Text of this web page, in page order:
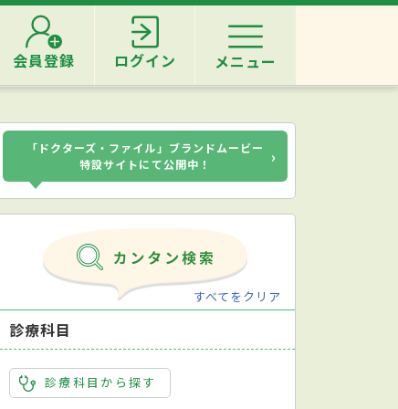
会員登録 ログイン メニュー
「ドクターズ・ファイル」ブランドムービー
特設サイトにて公開中！
›
すべてをクリア
診療科目
診療科目から探す